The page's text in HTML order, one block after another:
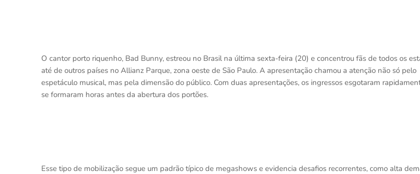
O cantor porto riquenho, Bad Bunny, estreou no Brasil na última sexta-feira (20) e concentrou fãs de todos os
até de outros países no Allianz Parque, zona oeste de São Paulo. A apresentação chamou a atenção não só pelo
espetáculo musical, mas pela dimensão do público. Com duas apresentações, os ingressos esgotaram
se formaram horas antes da abertura dos portões.
Esse tipo de mobilização segue um padrão típico de megashows e evidencia desafios recorrentes, como alta